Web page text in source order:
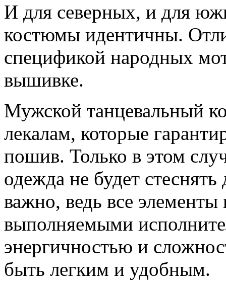
И для северных, и для
костюмы идентичны.
спецификой народных
вышивке.
Мужской танцевальный
лекалам, которые
пошив. Только в этом
одежда не будет
важно, ведь все элементы
выполняемыми
энергичностью и
быть легким и удобным.